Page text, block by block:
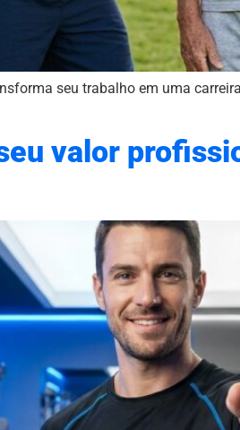
seu trabalho em uma
valor